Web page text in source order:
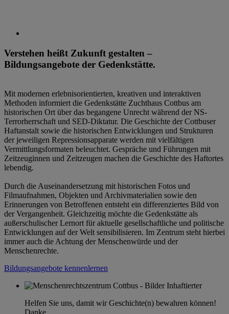
Verstehen heißt Zukunft gestalten –
Bildungsangebote der Gedenkstätte.
Mit modernen erlebnisorientierten, kreativen und interaktiven
Methoden informiert die Gedenkstätte Zuchthaus Cottbus am
historischen Ort über das begangene Unrecht während der NS-
Terrorherrschaft und SED-Diktatur. Die Geschichte der Cottbuser
Haftanstalt sowie die historischen Entwicklungen und Strukturen
der jeweiligen Repressionsapparate werden mit vielfältigen
Vermittlungsformaten beleuchtet. Gespräche und Führungen mit
Zeitzeuginnen und Zeitzeugen machen die Geschichte des Haftortes
lebendig.
Durch die Auseinandersetzung mit historischen Fotos und
Filmaufnahmen, Objekten und Archivmaterialien sowie den
Erinnerungen von Betroffenen entsteht ein differenziertes Bild von
der Vergangenheit. Gleichzeitig möchte die Gedenkstätte als
außerschulischer Lernort für aktuelle gesellschaftliche und politische
Entwicklungen auf der Welt sensibilisieren. Im Zentrum steht hierbei
immer auch die Achtung der Menschenwürde und der
Menschenrechte.
Bildungsangebote kennenlernen
Helfen Sie uns, damit wir Geschichte(n) bewahren können!
Danke.